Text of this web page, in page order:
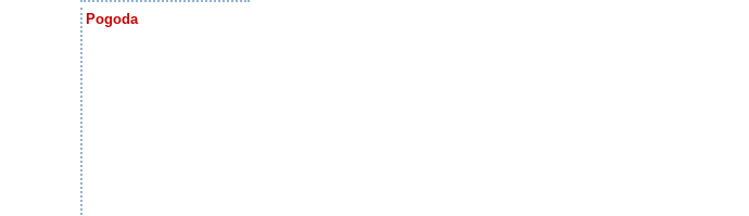
Pogoda